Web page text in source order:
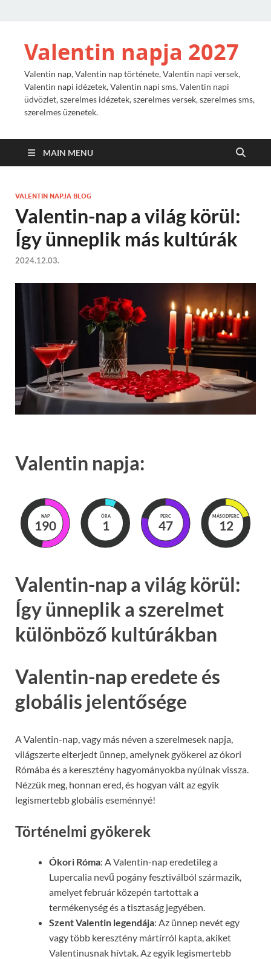
Valentin napja 2027
Valentin nap, Valentin nap története, Valentin napi versek,
Valentin napi idézetek, Valentin napi sms, Valentin napi
üdvözlet, szerelmes idézetek, szerelmes versek, szerelmes sms,
szerelmes üzenetek.
MAIN MENU
VALENTIN NAPJA BLOG
Valentin-nap a világ körül:
Így ünneplik más kultúrák
2024.12.03.
Valentin napja:
NAP
190
ÓRA
1
PERC
47
MÁSODPERC
10
Valentin-nap a világ körül:
Így ünneplik a szerelmet
különböző kultúrákban
Valentin-nap eredete és
globális jelentősége
A Valentin-nap, vagy más néven a szerelmesek napja,
világszerte elterjedt ünnep, amelynek gyökerei az ókori
Rómába és a keresztény hagyományokba nyúlnak vissza.
Nézzük meg, honnan ered, és hogyan vált az egyik
legismertebb globális eseménnyé!
Történelmi gyökerek
Ókori Róma: A Valentin-nap eredetileg a
Lupercalia nevű pogány fesztiválból származik,
amelyet február közepén tartottak a
termékenység és a tisztaság jegyében.
Szent Valentin legendája: Az ünnep nevét egy
vagy több keresztény mártírról kapta, akiket
Valentinusnak hívtak. Az egyik legismertebb